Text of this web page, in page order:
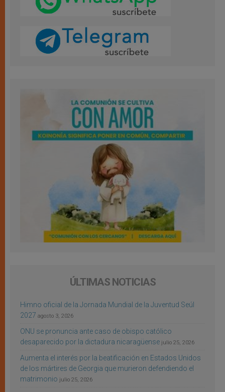
ÚLTIMAS NOTICIAS
Himno oficial de la Jornada Mundial de la Juventud Seúl
2027 agosto 3, 2026
ONU se pronuncia ante caso de obispo católico
desaparecido por la dictadura nicaragüense julio 25, 2026
Aumenta el interés por la beatificación en Estados Unidos
de los mártires de Georgia que murieron defendiendo el
matrimonio julio 25, 2026